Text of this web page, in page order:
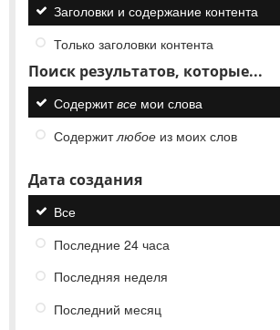
Заголовки и содержание контента
Только заголовки контента
Поиск результатов, которые...
Содержитвсе мои слова
Содержитлюбое из моих слов
Дата создания
Все
Последние 24 часа
Последняя неделя
Последний месяц